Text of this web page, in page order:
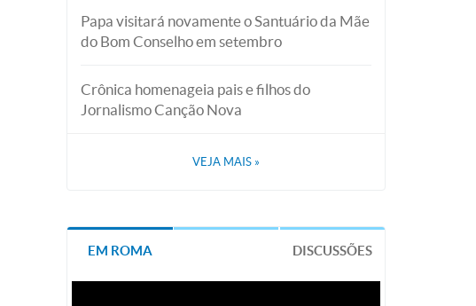
Papa visitará novamente o Santuário da Mãe
do Bom Conselho em setembro
Crônica homenageia pais e filhos do
Jornalismo Canção Nova
VEJA MAIS »
EM ROMA DISCUSSÕES